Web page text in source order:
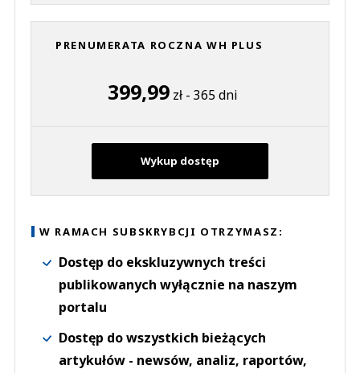
PRENUMERATA ROCZNA WH PLUS
399,99zł - 365 dni
Wykup dostęp
W RAMACH SUBSKRYBCJI OTRZYMASZ:
Dostęp do ekskluzywnych treści
publikowanych wyłącznie na naszym
portalu
Dostęp do wszystkich bieżących
artykułów - newsów, analiz, raportów,